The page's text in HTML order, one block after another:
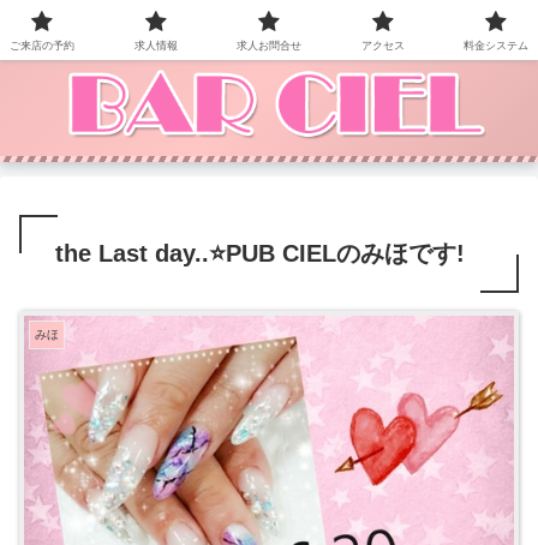
BAR CIEL！ご来店お待ちしています。
the Last day..⭐PUB CIELのみほです!
みほ
ご来店の予約 求人情報 求人お問合せ アクセス 料金システム